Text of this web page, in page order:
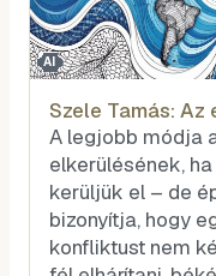
AI
Szele Tamás: Az
A legjobb módja
elkerülésének,
kerüljük el – de
bizonyítja, hogy
konfliktust nem